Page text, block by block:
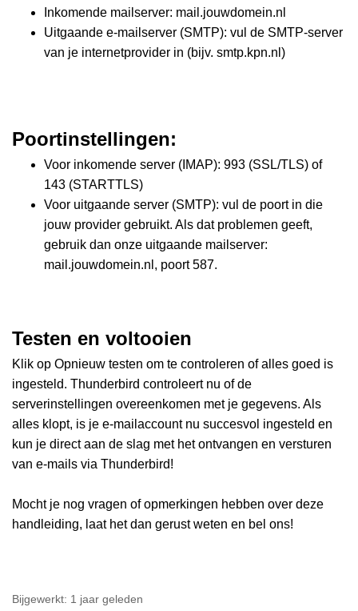
Inkomende mailserver: mail.jouwdomein.nl
Uitgaande e-mailserver (SMTP): vul de SMTP-server
van je internetprovider in (bijv. smtp.kpn.nl)
Poortinstellingen:
Voor inkomende server (IMAP): 993 (SSL/TLS) of
143 (STARTTLS)
Voor uitgaande server (SMTP): vul de poort in die
jouw provider gebruikt. Als dat problemen geeft,
gebruik dan onze uitgaande mailserver:
mail.jouwdomein.nl, poort 587.
Testen en voltooien
Klik op Opnieuw testen om te controleren of alles goed is
ingesteld. Thunderbird controleert nu of de
serverinstellingen overeenkomen met je gegevens. Als
alles klopt, is je e-mailaccount nu succesvol ingesteld en
kun je direct aan de slag met het ontvangen en versturen
van e-mails via Thunderbird!
Mocht je nog vragen of opmerkingen hebben over deze
handleiding, laat het dan gerust weten en bel ons!
Bijgewerkt: 1 jaar geleden